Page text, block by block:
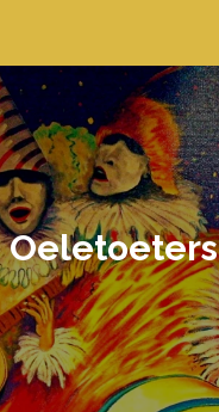
Oeletoeters